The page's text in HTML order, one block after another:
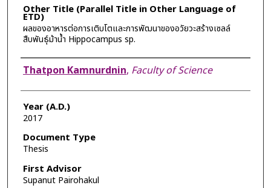
Other Title (Parallel Title in Other Language of
ETD)
ผลของอาหารต่อการเติบโตและการพัฒนาของอวัยวะสร้างเซลล์
สืบพันธุ์ม้าน้ำ Hippocampus sp.
Author
Thatpon Kamnurdnin, Faculty of Science
Year (A.D.)
2017
Document Type
Thesis
First Advisor
Supanut Pairohakul